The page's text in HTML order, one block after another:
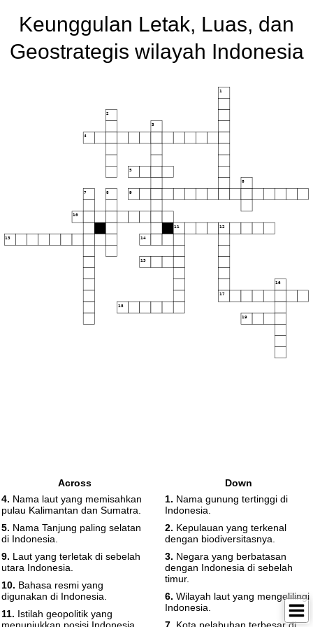
Keunggulan Letak, Luas, dan
Geostrategis wilayah Indonesia
1
2
3
4
5
6
7 8 9
10
11 12
13 14
15
16
17
18
19
Across
4. Nama laut yang memisahkan
pulau Kalimantan dan Sumatra.
5. Nama Tanjung paling selatan
di Indonesia.
9. Laut yang terletak di sebelah
utara Indonesia.
10. Bahasa resmi yang
digunakan di Indonesia.
11. Istilah geopolitik yang
Down
1. Nama gunung tertinggi di
Indonesia.
2. Kepulauan yang terkenal
dengan biodiversitasnya.
3. Negara yang berbatasan
dengan Indonesia di sebelah
timur.
6. Wilayah laut yang mengelilingi
Indonesia.